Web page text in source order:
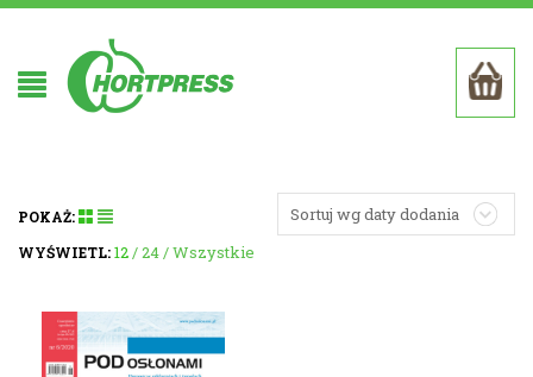
Sortuj wg daty dodania
POKAŻ:
WYŚWIETL:12 24 Wszystkie